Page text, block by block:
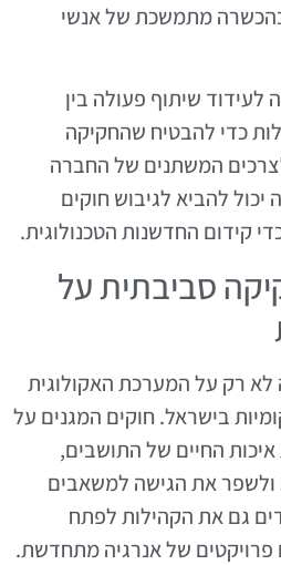
מתמשכת של אנשי
לעידוד שיתוף פעולה בין
כדי להבטיח שהחקיקה
המשתנים של החברה
להביא לגיבוש חוקים
קידום החדשנות הטכנולוגית.
סביבתית על
רק על המערכת האקולוגית
בישראל. חוקים המגנים על
החיים של התושבים,
ולשפר את הגישה למשאבים
גם את הקהילות לפתח
פרויקטים של אנרגיה מתחדשת.